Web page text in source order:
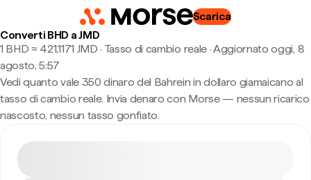
Scarica
Converti BHD a JMD
1 BHD ≈ 421,1171 JMD · Tasso di cambio reale·Aggiornato oggi, 8
agosto, 5:57
Vedi quanto vale 350 dinaro del Bahrein in dollaro giamaicano al
tasso di cambio reale. Invia denaro con Morse — nessun ricarico
nascosto, nessun tasso gonfiato.